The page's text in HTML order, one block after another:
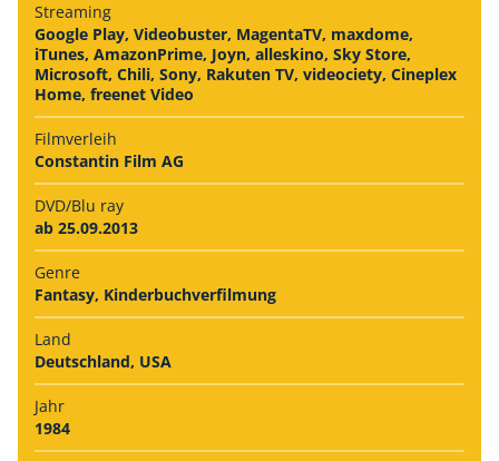
Streaming
Google Play, Videobuster, MagentaTV, maxdome,
iTunes, AmazonPrime, Joyn, alleskino, Sky Store,
Microsoft, Chili, Sony, Rakuten TV, videociety, Cineplex
Home, freenet Video
Filmverleih
Constantin Film AG
DVD/Blu ray
ab 25.09.2013
Genre
Fantasy, Kinderbuchverfilmung
Land
Deutschland, USA
Jahr
1984